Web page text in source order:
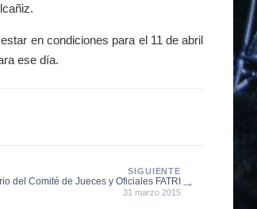
en condiciones para el 11 de abril
ese día.
SIGUIENTE
del Comité de Jueces y Oficiales FATRI
31 marzo 2015
→